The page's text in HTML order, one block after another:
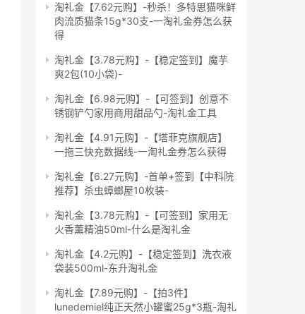
淘礼金【7.62元购】-秒杀！多特思猫咪鲜
肉流质猫条15g*30支-一淘礼金券怎么获
得
淘礼金【3.78元购】-【稳定签到】魔芋
爽2包(10小袋)-
淘礼金【6.98元购】-【可签到】创意不
锈钢铲勺家用商用甜品勺-淘礼金工具
淘礼金【4.91元购】-【塔菲克旗舰店】
一拖三快充数据线-一淘礼金券怎么获得
淘礼金【6.27元购】-首单+签到【中科院
推荐】杀虫蟑螂屋10枚装-
淘礼金【3.78元购】-【可签到】家用无
火香薰精油50ml-什么是淘礼金
淘礼金【4.2元购】-【稳定签到】洗衣液
袋装500ml-东升淘礼金
淘礼金【7.89元购】-【拍3件】
lunedemiel纯正天然小罐蜜25g*3瓶-淘礼